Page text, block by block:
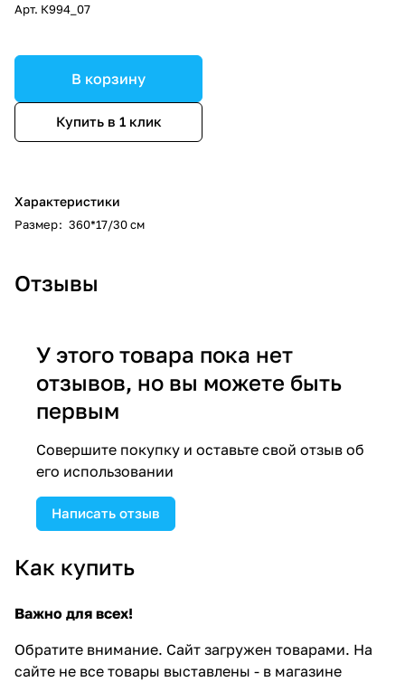
Арт. К994_07
В корзину
Купить в 1 клик
Характеристики
Размер: 360*17/30 см
Отзывы
У этого товара пока нет
отзывов, но вы можете быть
первым
Совершите покупку и оставьте свой отзыв об
его использовании
Написать отзыв
Как купить
Важно для всех!
Обратите внимание. Сайт загружен товарами. На
сайте не все товары выставлены - в магазине